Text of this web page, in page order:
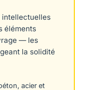
intellectuelles
éléments
— les
la solidité
acier et